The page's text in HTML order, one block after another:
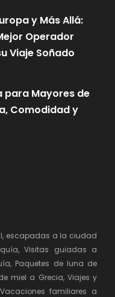
y Más Allá:
Operador
Viaje Soñado
para Mayores de
Comodidad y
escapadas a la ciudad
Visitas guiadas a
Paquetes de luna de
miel a Grecia, Viajes y
familiares a